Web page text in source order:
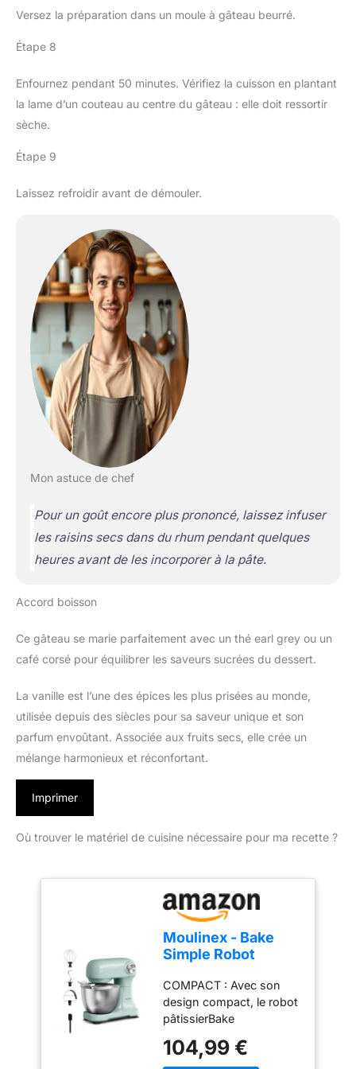
Versez la préparation dans un moule à gâteau beurré.
Étape 8
Enfournez pendant 50 minutes. Vérifiez la cuisson en plantant
la lame d’un couteau au centre du gâteau : elle doit ressortir
sèche.
Étape 9
Laissez refroidir avant de démouler.
Mon astuce de chef
Pour un goût encore plus prononcé, laissez infuser
les raisins secs dans du rhum pendant quelques
heures avant de les incorporer à la pâte.
Accord boisson
Ce gâteau se marie parfaitement avec un thé earl grey ou un
café corsé pour équilibrer les saveurs sucrées du dessert.
La vanille est l’une des épices les plus prisées au monde,
utilisée depuis des siècles pour sa saveur unique et son
parfum envoûtant. Associée aux fruits secs, elle crée un
mélange harmonieux et réconfortant.
Imprimer
Où trouver le matériel de cuisine nécessaire pour ma recette ?
Moulinex - Bake
Simple Robot
fouet, batteur et
crochet
COMPACT : Avec son
design compact, le robot
pâtissierBake
parfaitement à toutes les
104,99 €